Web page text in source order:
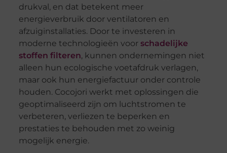
drukval, en dat betekent meer
energieverbruik door ventilatoren en
afzuiginstallaties. Door te investeren in
moderne technologieën voor schadelijke
stoffen filteren, kunnen ondernemingen niet
alleen hun ecologische voetafdruk verlagen,
maar ook hun energiefactuur onder controle
houden. Cocojori werkt met oplossingen die
geoptimaliseerd zijn om luchtstromen te
verbeteren, verliezen te beperken en
prestaties te behouden met zo weinig
mogelijk energie.